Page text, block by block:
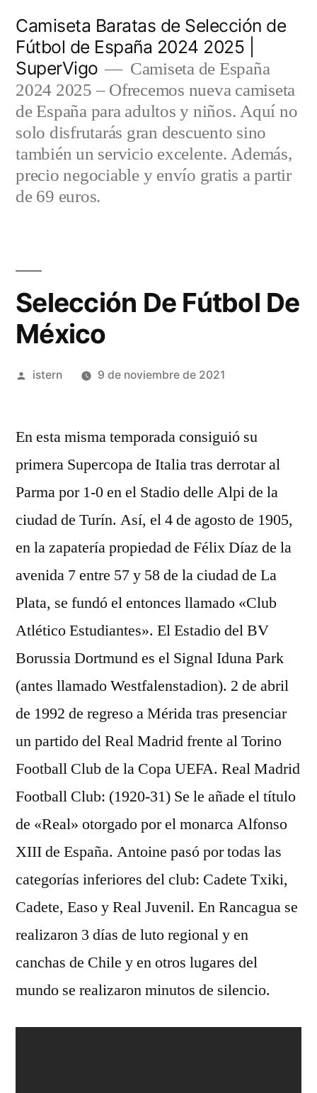
contenido
Camiseta Baratas de Selección de
Fútbol de España 2024 2025 |
SuperVigo
Camiseta de España
2024 2025 – Ofrecemos nueva camiseta
de España para adultos y niños. Aquí no
solo disfrutarás gran descuento sino
también un servicio excelente. Además,
precio negociable y envío gratis a partir
de 69 euros.
Selección De Fútbol De
México
Publicado
istern 9 de noviembre de 2021
En esta misma temporada consiguió su
primera Supercopa de Italia tras derrotar al
Parma por 1-0 en el Stadio delle Alpi de la
ciudad de Turín. Así, el 4 de agosto de 1905,
en la zapatería propiedad de Félix Díaz de la
avenida 7 entre 57 y 58 de la ciudad de La
Plata, se fundó el entonces llamado «Club
Atlético Estudiantes». El Estadio del BV
Borussia Dortmund es el Signal Iduna Park
(antes llamado Westfalenstadion). 2 de abril
de 1992 de regreso a Mérida tras presenciar
un partido del Real Madrid frente al Torino
Football Club de la Copa UEFA. Real Madrid
Football Club: (1920-31) Se le añade el título
de «Real» otorgado por el monarca Alfonso
XIII de España. Antoine pasó por todas las
categorías inferiores del club: Cadete Txiki,
Cadete, Easo y Real Juvenil. En Rancagua se
realizaron 3 días de luto regional y en
canchas de Chile y en otros lugares del
mundo se realizaron minutos de silencio.